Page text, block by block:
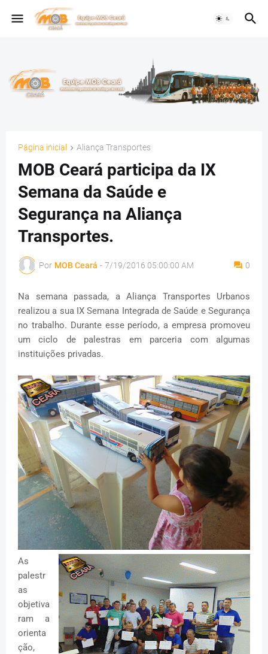
Página inicial Aliança Transportes
MOB Ceará participa da IX
Semana da Saúde e
Segurança na Aliança
Transportes.
Por MOB Ceará - 7/19/2016 05:00:00 AM 0
Na semana passada, a Aliança Transportes Urbanos
realizou a sua IX Semana Integrada de Saúde e Segurança
no trabalho. Durante esse período, a empresa promoveu
um ciclo de palestras em parceria com algumas
instituições privadas.
As
palestr
as
objetiva
ram a
orienta
ção,